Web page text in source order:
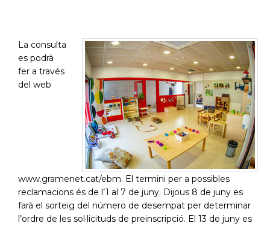
La consulta
es podrà
fer a través
del web
www.gramenet.cat/ebm. El termini per a possibles
reclamacions és de l’1 al 7 de juny. Dijous 8 de juny es
farà el sorteig del número de desempat per determinar
l’ordre de les sol·licituds de preinscripció. El 13 de juny es